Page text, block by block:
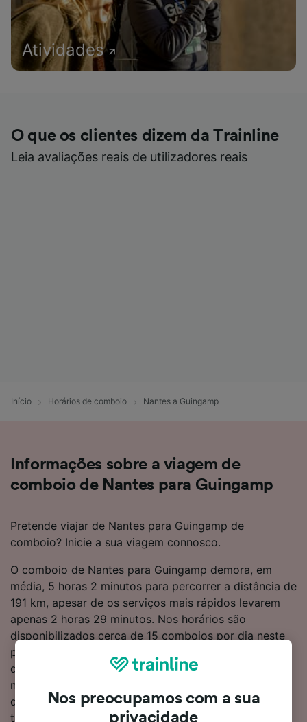
Atividades
O que os clientes dizem da Trainline
Leia avaliações reais de utilizadores reais
Início Horários de comboio Nantes a Guingamp
Informações sobre a viagem de
comboio de Nantes para Guingamp
Pretende viajar de Nantes para Guingamp de
comboio? Inicie a sua viagem connosco.
O comboio de Nantes para Guingamp demora, em
média, 5 horas 2 minutos para percorrer a distância de
191 km, apesar de os serviços mais rápidos levarem
apenas 2 horas 29 minutos. Nos horários são
disponibilizados cerca de 15 comboios por dia neste
percurso popular. Precisa de fazer 1 transbordo
durante o percurso. Não existem serviços diretos
nesta linha. Pode optar entre um comboio da TGV ou
da SNCF para chegar a Guingamp – ambas as
transportadoras oferecem serviços modernos e
Nos preocupamos com a sua
privacidade